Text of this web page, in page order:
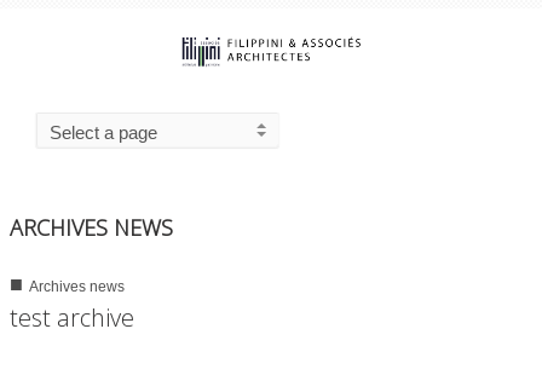
ARCHIVES NEWS
■ Archives news
test archive